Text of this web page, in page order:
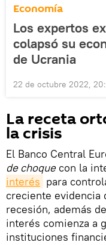
Economía
Los expertos
colapsó su
de Ucrania
22 de octubre 2022,
La receta
la crisis
El Banco Central
de choquecon la
interés para
creciente evidencia
recesión, además
interés comienza a
instituciones